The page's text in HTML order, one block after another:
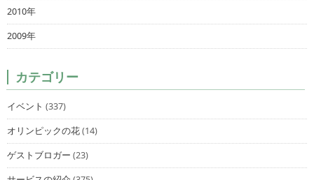
2010年
2009年
カテゴリー
イベント (337)
オリンピックの花(14)
ゲストブロガー (23)